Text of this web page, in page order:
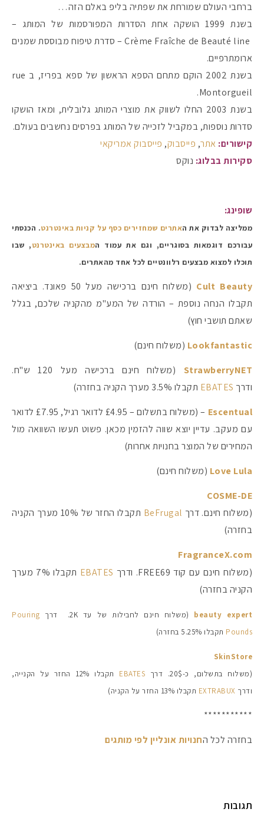
#הסטודיושלקורין
ברחבי העולם שמורחת את שפתיה בליפ באלם הזה…
בשנת 1999 הושקה אחת הסדרות המפורסמות של המותג –
Crème Fraîche de Beauté line – סדרת טיפוח מבוססת שמנים
ארומתרפיים.
בשנת 2002 הוקם מתחם הספא הראשון של ספא בפריז, ב rue
Montorgueil.
בשנת 2003 החלו לשווק את מוצרי המותג גלובלית, ומאז הושקו
סדרות נוספות, במקביל לזכייה של המותג בפרסים נחשבים בעולם.
קישורים: אתר, פייסבוק, פייסבוק אמריקאי
סקירות בבלוג: נוקס
שופינג:
ממליצה לבדוק את האתרים שמחזירים כסף על קניות באינטרנט. הכנסתי
עבורכם דוגמאות בסוגריים, וגם את עמוד המבצעים באינטרנט, שבו
תוכלו למצוא מבצעים רלוונטיים לכל אחד מהאתרים.
Cult Beauty
(משלוח חינם ברכישה מעל 50 פאונד. ביציאה
תקבלו הנחה נוספת – הורדה של המע"מ מהקניה שלכם, בגלל
שאתם תושבי חוץ)
Lookfantastic (משלוח חינם)
StrawberryNET
(משלוח חינם ברכישה מעל 120 ש"ח.
ודרך EBATES תקבלו 3.5% מערך הקניה בחזרה)
Escentual
– (משלוח בתשלום – £4.95 לדואר רגיל, £7.95 לדואר
עם מעקב. עדיין יוצא שווה להזמין מכאן. פשוט תעשו השוואה מול
המחירים של המוצר בחנויות אחרות)
Love Lula (משלוח חינם)
COSME-DE
(משלוח חינם. דרך BeFrugal
תקבלו החזר של 10% מערך הקניה
בחזרה)
FragranceX.com
(משלוח חינם עם קוד FREE69. ודרך
EBATES
תקבלו 7% מערך
הקניה בחזרה)
beauty expert (משלוח חינם לחבילות של עד 2K. דרך
Pouring
Pounds תקבלו 5.25% בחזרה)
SkinStore
(משלוח בתשלום, כ-20$.
דרך EBATES
תקבלו 12% החזר על הקנייה,
ודרך EXTRABUX תקבלו 13% החזר על הקניה)
***********
בחזרה לכל החנויות אונליין לפי מותגים
תגובות